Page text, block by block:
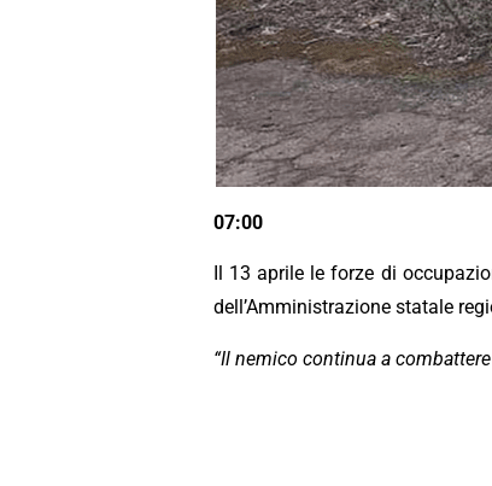
07:00
Il 13 aprile le forze di
dell’Amministrazione statale
“Il nemico continua a